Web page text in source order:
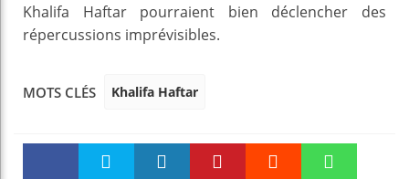
Khalifa Haftar pourraient bien déclencher des
répercussions imprévisibles.
MOTS CLÉS Khalifa Haftar